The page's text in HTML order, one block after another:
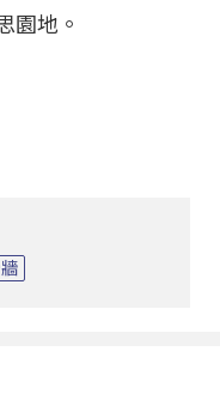
園地。